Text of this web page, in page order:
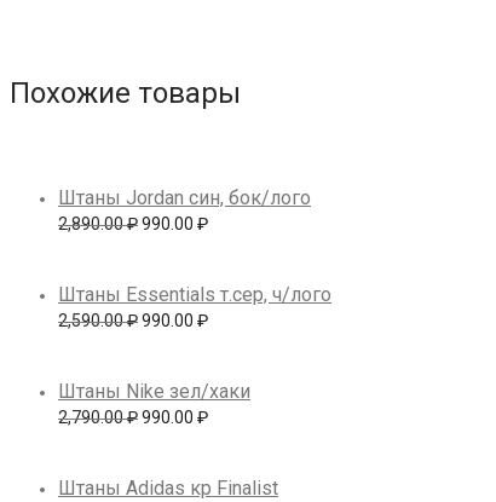
Похожие товары
Штаны Jordan син, бок/лого
2,890.00₽Первоначальная цена составляла 2,890.00 ₽.
990.00 ₽Текущая цена: 990.00 ₽.
Штаны Essentials т.сер, ч/лого
2,590.00₽Первоначальная цена составляла 2,590.00 ₽.
990.00 ₽Текущая цена: 990.00 ₽.
Штаны Nike зел/хаки
2,790.00₽Первоначальная цена составляла 2,790.00 ₽.
990.00 ₽Текущая цена: 990.00 ₽.
Штаны Adidas кр Finalist